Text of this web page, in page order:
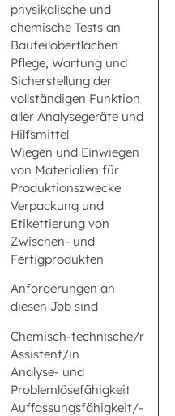
physikalische und
chemische Tests an
Bauteiloberflächen
Pflege, Wartung und
Sicherstellung der
vollständigen Funktion
aller Analysegeräte und
Hilfsmittel
Wiegen und Einwiegen
von Materialien für
Produktionszwecke
Verpackung und
Etikettierung von
Zwischen- und
Fertigprodukten
Anforderungen an
diesen Job sind
Chemisch-technische/r
Assistent/in
Analyse- und
Problemlösefähigkeit
Auffassungsfähigkeit/-